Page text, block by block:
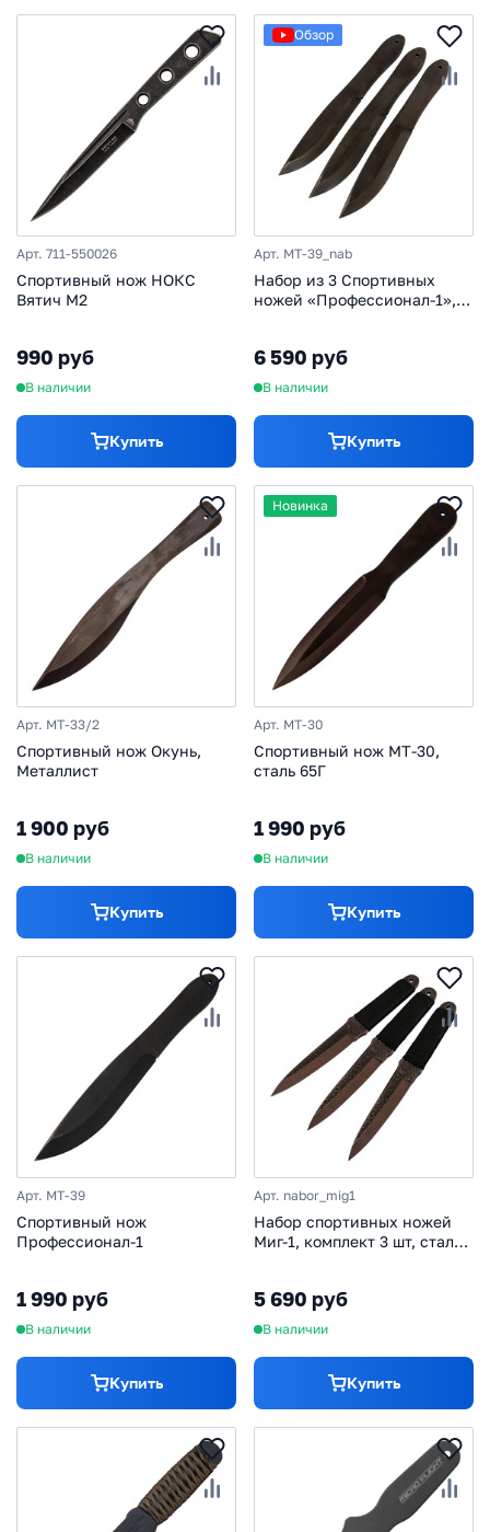
Арт. 711-550026
Спортивный нож НОКС
Вятич М2
990 руб
В наличии
Купить
Обзор
Арт. MT-39_nab
Набор из 3 Спортивных
ножей «Профессионал-1», в
6 590 руб
В наличии
Купить
Арт. MT-33/2
Спортивный нож Окунь,
Металлист
1 900 руб
В наличии
Купить
Новинка
Арт. MT-30
Спортивный нож MT-30,
сталь 65Г
1 990 руб
В наличии
Купить
Арт. MT-39
Спортивный нож
Профессионал-1
1 990 руб
В наличии
Купить
Арт. nabor_mig1
Набор спортивных ножей
Миг-1, комплект 3 шт, сталь
5 690 руб
В наличии
Купить